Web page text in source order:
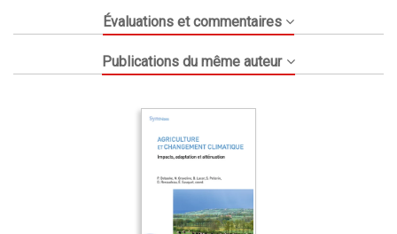
Évaluations et commentaires
Publications du même auteur